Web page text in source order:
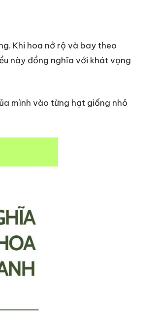
Khi hoa nở rộ và bay theo
này đồng nghĩa với khát vọng
mình vào từng hạt giống nhỏ